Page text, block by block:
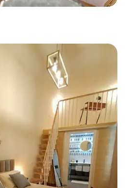
s oznakom „Odabrali gosti”